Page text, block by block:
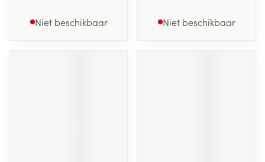
Niet beschikbaar Niet beschikbaar